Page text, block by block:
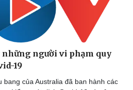
người vi phạm quy
19
bang của Australia đã ban hành các